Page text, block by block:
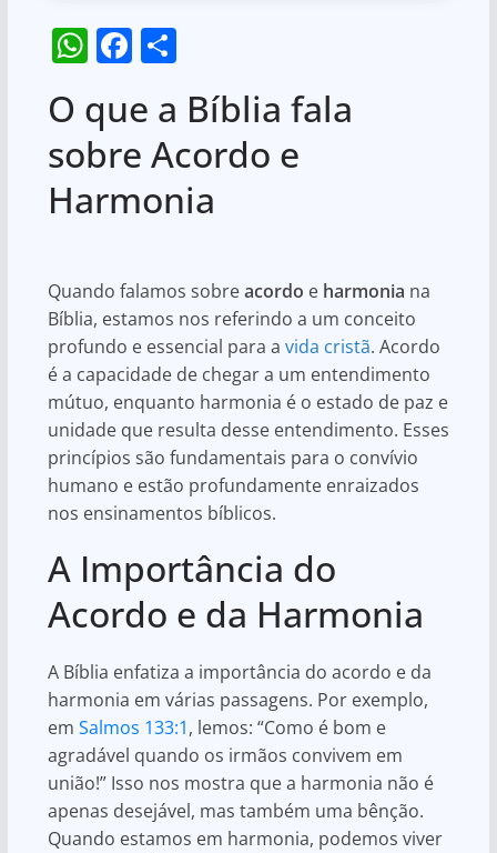
W
h
at
s
A
p
F
a
c
e
b
o
k
S
ar
e
O que a Bíblia fala
sobre Acordo e
Harmonia
Quando falamos sobreacordo e harmonia na
Bíblia, estamos nos referindo a um conceito
profundo e essencial para a vida cristã. Acordo
é a capacidade de chegar a um entendimento
mútuo, enquanto harmonia é o estado de paz e
unidade que resulta desse entendimento. Esses
princípios são fundamentais para o convívio
humano e estão profundamente enraizados
nos ensinamentos bíblicos.
A Importância do
Acordo e da Harmonia
A Bíblia enfatiza a importância do acordo e da
harmonia em várias passagens. Por exemplo,
em Salmos 133:1, lemos: “Como é bom e
agradável quando os irmãos convivem em
união!” Isso nos mostra que a harmonia não é
apenas desejável, mas também uma bênção.
Quando estamos em harmonia, podemos viver